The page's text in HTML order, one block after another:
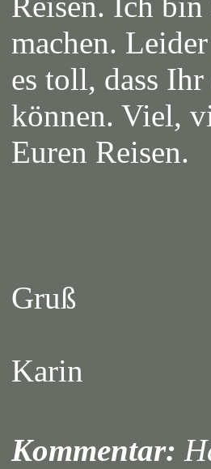
machen.
es toll, dass
können. Viel,
Euren Reisen.
Gruß
Karin
Kommentar: